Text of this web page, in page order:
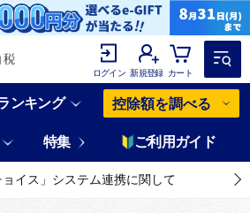
ログイン 新規登録 カート
ンキング 控除額を調べる
特集 ご利用ガイド
ョイス」システム連携に関して